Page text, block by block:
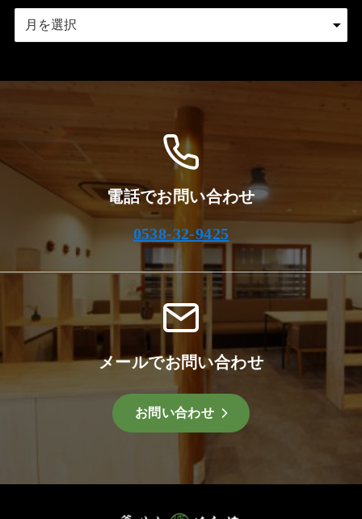
電話でお問い合わせ
0538-32-9425
メールでお問い合わせ
お問い合わせ